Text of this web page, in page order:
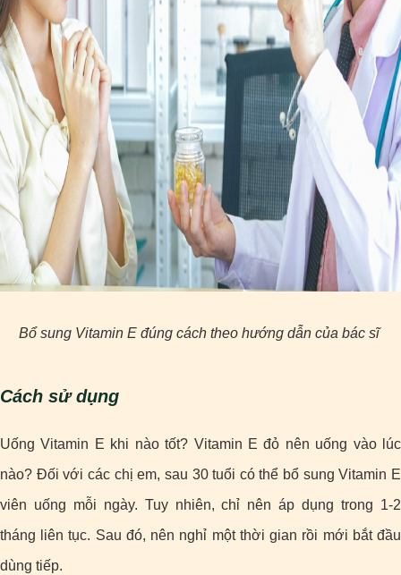
Bổ sung Vitamin E đúng cách theo hướng dẫn của bác sĩ
Cách sử dụng
Uống Vitamin E khi nào tốt? Vitamin E đỏ nên uống vào lúc
nào? Đối với các chị em, sau 30 tuổi có thể bổ sung Vitamin E
viên uống mỗi ngày. Tuy nhiên, chỉ nên áp dụng trong 1-2
tháng liên tục. Sau đó, nên nghỉ một thời gian rồi mới bắt đầu
dùng tiếp.